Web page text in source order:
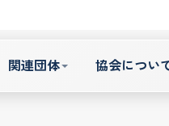
関連団体 協会につい